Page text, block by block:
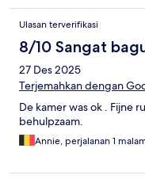
Ulasan terverifikasi
8/10 Sangat
27 Des 2025
Terjemahkan dengan
De kamer was ok . Fijne
behulpzaam.
Annie, perjalanan 1